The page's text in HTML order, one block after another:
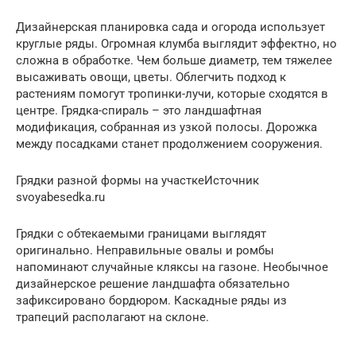
Дизайнерская планировка сада и огорода использует
круглые ряды. Огромная клумба выглядит эффектно, но
сложна в обработке. Чем больше диаметр, тем тяжелее
высаживать овощи, цветы. Облегчить подход к
растениям помогут тропинки-лучи, которые сходятся в
центре. Грядка-спираль – это ландшафтная
модификация, собранная из узкой полосы. Дорожка
между посадками станет продолжением сооружения.
Грядки разной формы на участкеИсточник
svoyabesedka.ru
Грядки с обтекаемыми границами выглядят
оригинально. Неправильные овалы и ромбы
напоминают случайные кляксы на газоне. Необычное
дизайнерское решение ландшафта обязательно
зафиксировано бордюром. Каскадные ряды из
трапеций располагают на склоне.